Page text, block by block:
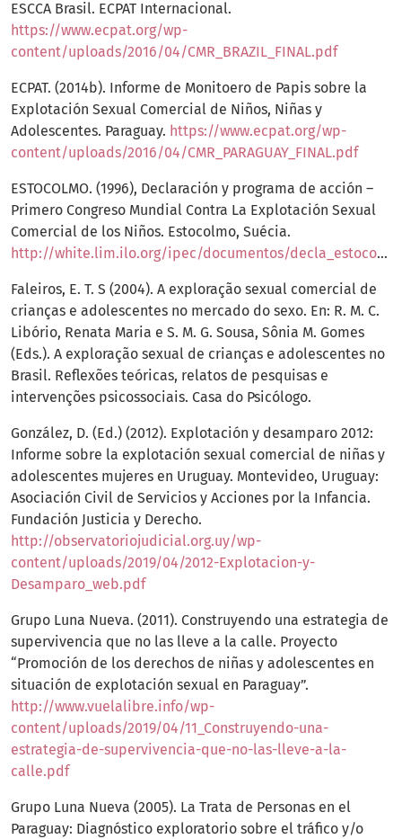
ESCCA Brasil. ECPAT Internacional.
https://www.ecpat.org/wp-
content/uploads/2016/04/CMR_BRAZIL_FINAL.pdf
ECPAT. (2014b). Informe de Monitoero de Papis sobre la
Explotación Sexual Comercial de Niños, Niñas y
Adolescentes. Paraguay. https://www.ecpat.org/wp-
content/uploads/2016/04/CMR_PARAGUAY_FINAL.pdf
ESTOCOLMO. (1996), Declaración y programa de acción –
Primero Congreso Mundial Contra La Explotación Sexual
Comercial de los Niños. Estocolmo, Suécia.
http://white.lim.ilo.org/ipec/documentos/decla_estocolmo.pdf
Faleiros, E. T. S (2004). A exploração sexual comercial de
crianças e adolescentes no mercado do sexo. En: R. M. C.
Libório, Renata Maria e S. M. G. Sousa, Sônia M. Gomes
(Eds.). A exploração sexual de crianças e adolescentes no
Brasil. Reflexões teóricas, relatos de pesquisas e
intervenções psicossociais. Casa do Psicólogo.
González, D. (Ed.) (2012). Explotación y desamparo 2012:
Informe sobre la explotación sexual comercial de niñas y
adolescentes mujeres en Uruguay. Montevideo, Uruguay:
Asociación Civil de Servicios y Acciones por la Infancia.
Fundación Justicia y Derecho.
http://observatoriojudicial.org.uy/wp-
content/uploads/2019/04/2012-Explotacion-y-
Desamparo_web.pdf
Grupo Luna Nueva. (2011). Construyendo una estrategia de
supervivencia que no las lleve a la calle. Proyecto
“Promoción de los derechos de niñas y adolescentes en
situación de explotación sexual en Paraguay”.
http://www.vuelalibre.info/wp-
content/uploads/2019/04/11_Construyendo-una-
estrategia-de-supervivencia-que-no-las-lleve-a-la-
calle.pdf
Grupo Luna Nueva (2005). La Trata de Personas en el
Paraguay: Diagnóstico exploratorio sobre el tráfico y/o